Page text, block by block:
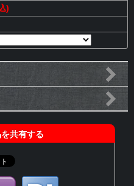
)
共有する